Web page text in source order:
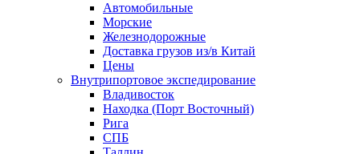
Автомобильные
Морские
Железнодорожные
Доставка грузов из/в Китай
Цены
Внутрипортовое экспедирование
Владивосток
Находка (Порт Восточный)
Рига
СПБ